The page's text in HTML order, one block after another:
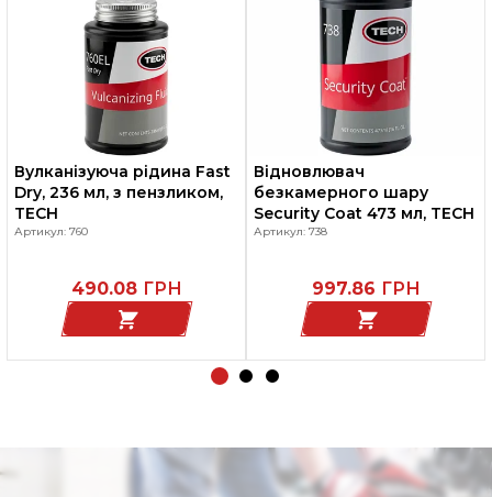
Вулканізуюча рідина Fast
Dry, 236 мл, з пензликом,
TECH
Артикул: 760
490.08 ГРН
Відновлювач
безкамерного шару
Security Coat 473 мл, TECH
Артикул: 738
997.86 ГРН